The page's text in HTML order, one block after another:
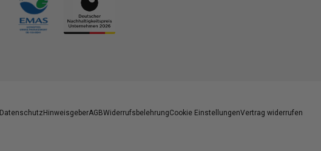
Datenschutz HinweisgeberAGBWiderrufsbelehrungCookie EinstellungenVertrag widerrufen